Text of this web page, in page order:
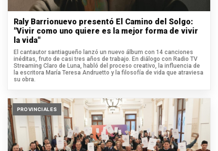
Raly Barrionuevo presentó El Camino del Solgo:
"Vivir como uno quiere es la mejor forma de vivir
la vida"
El cantautor santiagueño lanzó un nuevo álbum con 14 canciones
inéditas, fruto de casi tres años de trabajo. En diálogo con Radio TV
Streaming Claro de Luna, habló del proceso creativo, la influencia de
la escritora María Teresa Andruetto y la filosofía de vida que atraviesa
su obra.
PROVINCIALES